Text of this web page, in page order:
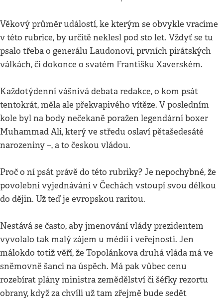
Věkový průměr událostí, ke kterým se obvykle vracíme
v této rubrice, by určitě neklesl pod sto let. Vždyť se tu
psalo třeba o generálu Laudonovi, prvních pirátských
válkách, či dokonce o svatém Františku Xaverském.
Každotýdenní vášnivá debata redakce, o kom psát
tentokrát, měla ale překvapivého vítěze. V posledním
kole byl na body nečekaně poražen legendární boxer
Muhammad Ali, který ve středu oslaví pětašedesáté
narozeniny –, a to českou vládou.
Proč o ní psát právě do této rubriky? Je nepochybné, že
povolební vyjednávání v Čechách vstoupí svou délkou
do dějin. Už teď je evropskou raritou.
Nestává se často, aby jmenování vlády prezidentem
vyvolalo tak malý zájem u médií i veřejnosti. Jen
málokdo totiž věří, že Topolánkova druhá vláda má ve
sněmovně šanci na úspěch. Má pak vůbec cenu
rozebírat plány ministra zemědělství či šéfky rezortu
obrany, když za chvíli už tam zřejmě bude sedět